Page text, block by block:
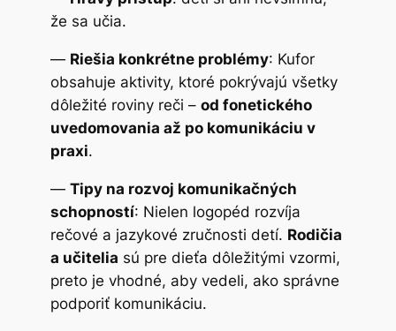
že sa učia.
— Riešia konkrétne problémy: Kufor
obsahuje aktivity, ktoré pokrývajú všetky
dôležité roviny reči –od fonetického
uvedomovania až po komunikáciu v
praxi.
—Tipy na rozvoj komunikačných
schopností: Nielen logopéd rozvíja
rečové a jazykové zručnosti detí. Rodičia
a učitelia sú pre dieťa dôležitými vzormi,
preto je vhodné, aby vedeli, ako správne
podporiť komunikáciu.